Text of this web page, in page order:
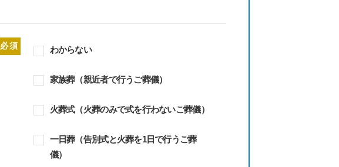
必須 わからない
家族葬（親近者で行うご葬儀）
火葬式（火葬のみで式を行わないご葬儀）
一日葬（告別式と火葬を1日で行うご葬
儀）